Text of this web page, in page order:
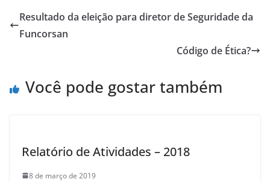
e
b
k
s er e
Resultado da eleição para diretor de Seguridade da
Funcorsan
Código de Ética?
Você pode gostar também
Relatório de Atividades – 2018
8 de março de 2019